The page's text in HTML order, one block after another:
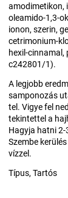
amodimetikon,
oleamido-1,3-
ionon, szerin,
cetrimonium-
hexil-
c242801/1).
A legjobb
samponozás
tel. Vigye fel
tekintettel a
Hagyja hatni 2-
Szembe
vízzel.
Típus, Tartós